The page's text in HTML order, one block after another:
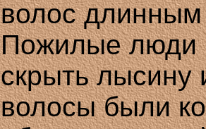
волос длинным
Пожилые люди
скрыть лысину
волосы были